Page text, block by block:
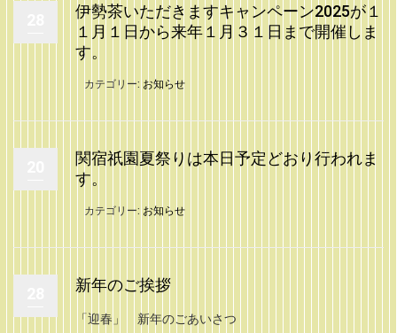
伊勢茶いただきますキャンペーン2025が１
１月１日から来年１月３１日まで開催しま
す。
カテゴリー: お知らせ
関宿祇園夏祭りは本日予定どおり行われま
す。
カテゴリー: お知らせ
新年のご挨拶
「迎春」 新年のごあいさつ